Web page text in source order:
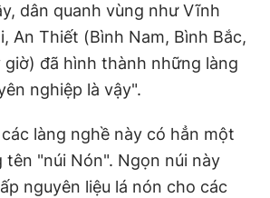
dân quanh vùng như Vĩnh
An Thiết (Bình Nam, Bình Bắc,
đã hình thành những làng
nghiệp là vậy".
làng nghề này có hẳn một
tên "núi Nón". Ngọn núi này
nguyên liệu lá nón cho các